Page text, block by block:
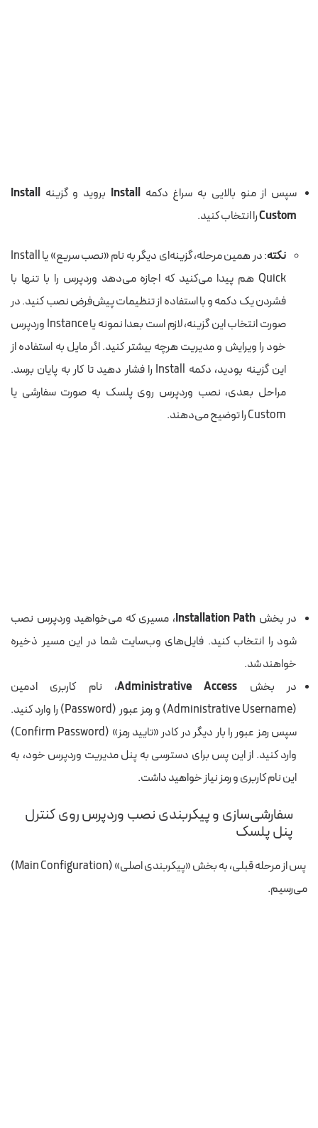
سپس از منو بالایی به سراغ دکمهInstall بروید و گزینه Install
Customرا انتخاب کنید.
نکته
: در همین مرحله، گزینه‌ای دیگر به نام «نصب سریع» یا Install
Quick هم پیدا می‌کنید که اجازه می‌دهد وردپرس را با تنها با
فشردن یک دکمه و با استفاده از تنظیمات پیش‌فرض نصب کنید. در
صورت انتخاب این گزینه، لازم است بعدا نمونه یا Instance وردپرس
خود را ویرایش و مدیریت هرچه بیشتر کنید. اگر مایل به استفاده از
این گزینه بودید، دکمه Install را فشار دهید تا کار به پایان برسد.
مراحل بعدی، نصب وردپرس روی پلسک به صورت سفارشی یا
Custom را توضیح می‌دهند.
در بخش Installation Path، مسیری که می‌خواهید وردپرس نصب
شود را انتخاب کنید. فایل‌های وب‌سایت شما در این مسیر ذخیره
خواهند شد.
در بخش Administrative Access، نام کاربری ادمین
(Administrative Username) و رمز عبور (Password) را وارد کنید.
سپس رمز عبور را بار دیگر در کادر «تایید رمز» (Confirm Password)
وارد کنید. از این پس برای دسترسی به پنل مدیریت وردپرس خود، به
این نام کاربری و رمز نیاز خواهید داشت.
سفارشی‌سازی و پیکربندی نصب وردپرس روی کنترل
پنل پلسک
پس از مرحله قبلی، به بخش «پیکربندی اصلی» (Main Configuration)
می‌رسیم.